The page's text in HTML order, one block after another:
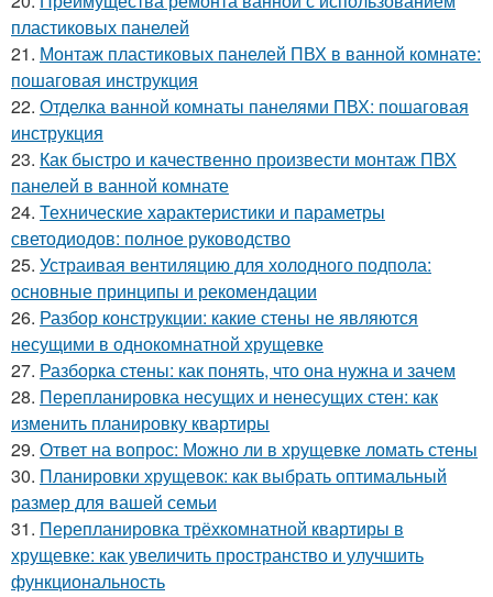
пластиковых панелей
21. Монтаж пластиковых панелей ПВХ в ванной комнате:
пошаговая инструкция
22. Отделка ванной комнаты панелями ПВХ: пошаговая
инструкция
23. Как быстро и качественно произвести монтаж ПВХ
панелей в ванной комнате
24. Технические характеристики и параметры
светодиодов: полное руководство
25. Устраивая вентиляцию для холодного подпола:
основные принципы и рекомендации
26. Разбор конструкции: какие стены не являются
несущими в однокомнатной хрущевке
27. Разборка стены: как понять, что она нужна и зачем
28. Перепланировка несущих и ненесущих стен: как
изменить планировку квартиры
29. Ответ на вопрос: Можно ли в хрущевке ломать стены
30. Планировки хрущевок: как выбрать оптимальный
размер для вашей семьи
31. Перепланировка трёхкомнатной квартиры в
хрущевке: как увеличить пространство и улучшить
функциональность